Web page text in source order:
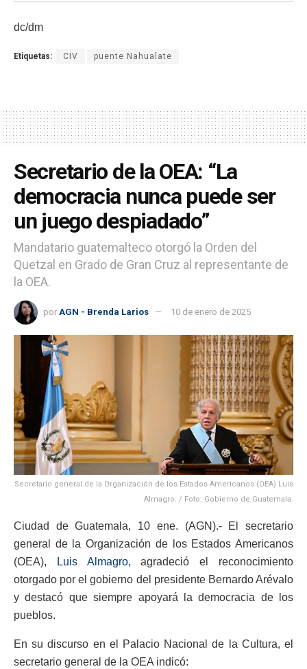
dc/dm
Etiquetas: CIV puente Nahualate
Secretario de la OEA: “La
democracia nunca puede ser
un juego despiadado”
Mandatario guatemalteco otorgó la Orden del
Quetzal en Grado de Gran Cruz al representante de
la OEA.
por AGN - Brenda Larios 10 de enero de 2025
Secretario general de la Organización de los Estados Americanos (OEA) Luis
Almagro. / Foto: Gobierno de Guatemala.
Ciudad de Guatemala, 10 ene. (AGN).- El secretario
general de la Organización de los Estados Americanos
(OEA),
Luis Almagro, agradeció el reconocimiento
otorgado por el gobierno del presidente Bernardo Arévalo
y destacó que siempre apoyará la democracia de los
pueblos.
En su discurso en el Palacio Nacional de la Cultura, el
secretario general de la OEA indicó: